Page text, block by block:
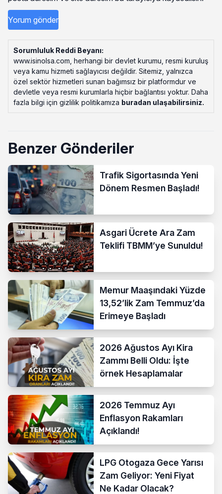
Sorumluluk Reddi Beyanı:
www.isinolsa.com, herhangi bir devlet kurumu, resmi kuruluş
veya kamu hizmeti sağlayıcısı değildir. Sitemiz, yalnızca
özel sektör hizmetleri sunan bağımsız bir platformdur ve
devletle veya resmi kurumlarla hiçbir bağlantısı yoktur. Daha
fazla bilgi için gizlilik politikamıza buradan ulaşabilirsiniz.
Benzer Gönderiler
Trafik Sigortasında Yeni
Dönem Resmen Başladı!
Asgari Ücrete Ara Zam
Teklifi TBMM’ye Sunuldu!
Memur Maaşındaki Yüzde
13,52’lik Zam Temmuz’da
Erimeye Başladı
2026 Ağustos Ayı Kira
Zammı Belli Oldu: İşte
örnek Hesaplamalar
2026 Temmuz Ayı
Enflasyon Rakamları
Açıklandı!
LPG Otogaza Gece Yarısı
Zam Geliyor: Yeni Fiyat
Ne Kadar Olacak?